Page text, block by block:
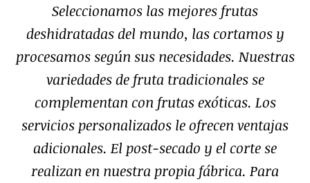
Seleccionamos las mejores frutas
deshidratadas del mundo, las cortamos y
procesamos según sus necesidades. Nuestras
variedades de fruta tradicionales se
complementan con frutas exóticas. Los
servicios personalizados le ofrecen ventajas
adicionales. El post-secado y el corte se
realizan en nuestra propia fábrica. Para